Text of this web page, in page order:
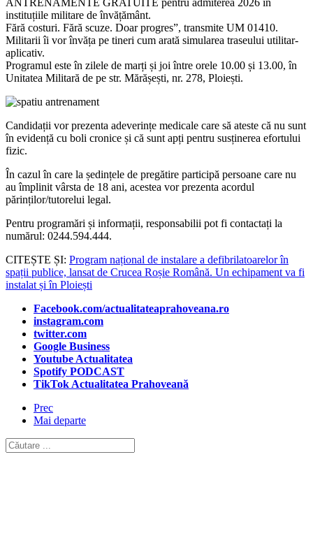
instituțiile militare de învățământ.
Fără costuri. Fără scuze. Doar progres”, transmite UM 01410.
Militarii îi vor învăța pe tineri cum arată simularea traseului utilitar-
aplicativ.
Programul este în zilele de marți și joi între orele 10.00 și 13.00, în
Unitatea Militară de pe str. Mărășești, nr. 278, Ploiești.
Candidații vor prezenta adeverințe medicale care să ateste că nu sunt
în evidență cu boli cronice și că sunt apți pentru susținerea efortului
fizic.
În cazul în care la ședințele de pregătire participă persoane care nu
au împlinit vârsta de 18 ani, acestea vor prezenta acordul
părinților/tutorelui legal.
Pentru programări și informații, responsabilii pot fi contactați la
numărul: 0244.594.444.
CITEȘTE ȘI: Program național de instalare a defibrilatoarelor în
spații publice, lansat de Crucea Roșie Română. Un echipament va fi
instalat și în Ploiești
Facebook.com/actualitateaprahoveana.ro
instagram.com
twitter.com
Google Business
Youtube Actualitatea
Spotify PODCAST
TikTok Actualitatea Prahoveană
Prec
Mai departe